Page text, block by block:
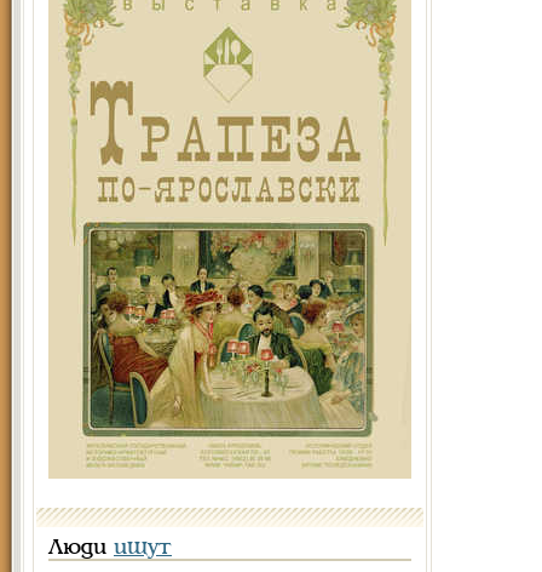
Люди ищут